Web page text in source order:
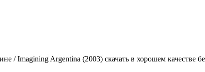
/ Imagining Argentina (2003) скачать в хорошем качестве